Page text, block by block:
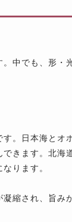
中でも、形・
。日本海とオ
きます。北
ります。
縮され、旨み